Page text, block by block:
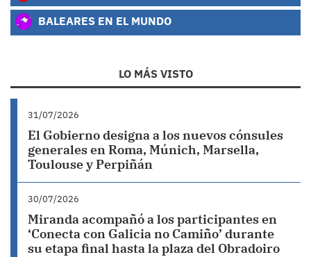
BALEARES EN EL MUNDO
LO MÁS VISTO
31/07/2026
El Gobierno designa a los nuevos cónsules
generales en Roma, Múnich, Marsella,
Toulouse y Perpiñán
30/07/2026
Miranda acompañó a los participantes en
‘Conecta con Galicia no Camiño’ durante
su etapa final hasta la plaza del Obradoiro